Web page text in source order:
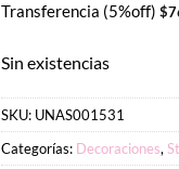
Transferencia (5%off) $
Sin existencias
SKU: UNAS001531
Categorías: Decoraciones,